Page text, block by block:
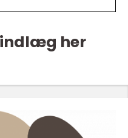
her